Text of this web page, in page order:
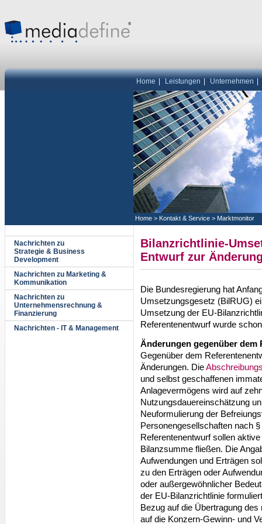
Home Leistungen Unternehmen
Home > Kontakt & Service > Marktmonitor
Nachrichten zu
Strategie & Business
Development
Nachrichten zu Marketing &
Kommunikation
Nachrichten zu
Unternehmensrechnung &
Finanzierung
Nachrichten - IT & Management
Bilanzrichtlinie-
Entwurf zur
Die Bundesregierung hat
Umsetzungsgesetz (BilRUG)
Umsetzung der EU-
Referentenentwurf wurde
Änderungen gegenüber dem
Gegenüber dem
Änderungen. Die
und selbst geschaffenen
Anlagevermögens wird auf
Nutzungsdauereinschätzung
Neuformulierung der
Personengesellschaften nach
Referentenentwurf sollen
Bilanzsumme fließen. Die
Aufwendungen und Erträgen
zu den Erträgen oder
oder außergewöhnlicher
der EU-Bilanzrichtlinie
Bezug auf die Übertragung
auf die Konzern-Gewinn- und